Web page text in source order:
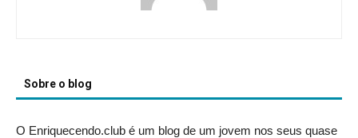
Sobre o blog
O Enriquecendo.club é um blog de um jovem nos seus quase